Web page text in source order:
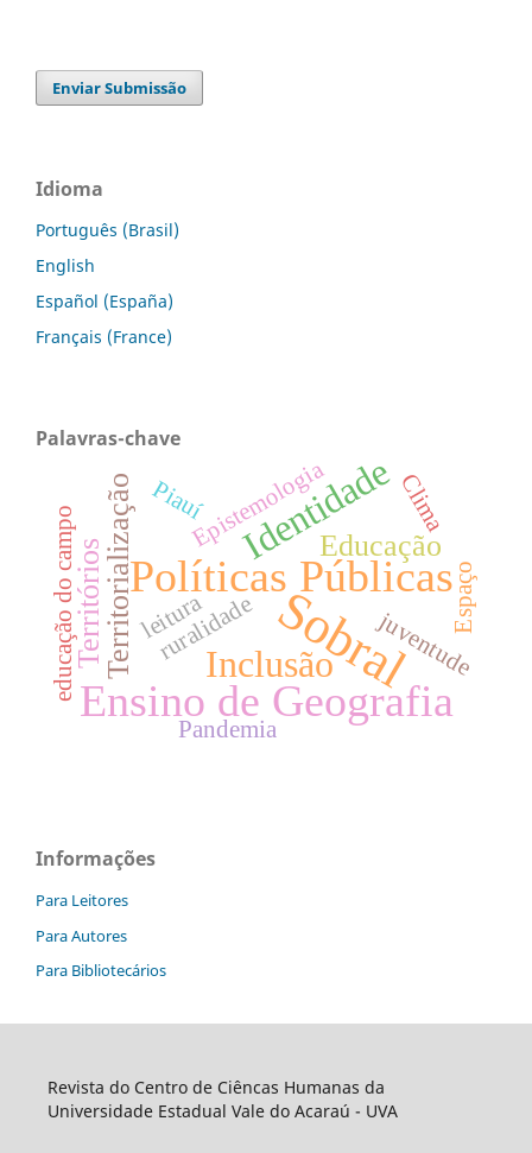
Enviar Submissão
Idioma
Português (Brasil)
English
Español (España)
Français (France)
Palavras-chave
Sobral
Ensino de Geografia
Políticas Públicas
Inclusão
Identidade
Educação
Territorialização
Territórios
educação do campo
Epistemologia
juventude
Espaço
ruralidade
leitura
Pandemia
Piauí Clima
Informações
Para Leitores
Para Autores
Para Bibliotecários
Revista do Centro de Ciêncas Humanas da
Universidade Estadual Vale do Acaraú - UVA